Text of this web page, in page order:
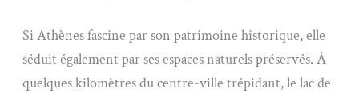
Si Athènes fascine par son patrimoine historique, elle
séduit également par ses espaces naturels préservés. À
quelques kilomètres du centre-ville trépidant, le lac de